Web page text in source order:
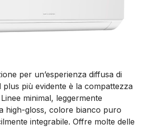
per un’esperienza diffusa di
plus più evidente è la compattezza
minimal, leggermente
high-gloss, colore bianco puro
integrabile. Offre molte delle